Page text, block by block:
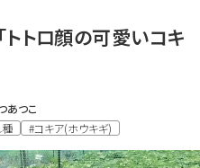
トロ顔の可愛いコキ
あつこ
#コキア(ホウキギ)